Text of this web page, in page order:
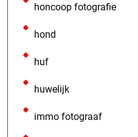
honcoop fotografie
hond
huf
huwelijk
immo fotograaf